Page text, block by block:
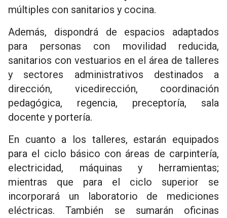
múltiples con sanitarios y cocina.
Además, dispondrá de espacios adaptados
para personas con movilidad reducida,
sanitarios con vestuarios en el área de talleres
y sectores administrativos destinados a
dirección, vicedirección, coordinación
pedagógica, regencia, preceptoría, sala
docente y portería.
En cuanto a los talleres, estarán equipados
para el ciclo básico con áreas de carpintería,
electricidad, máquinas y herramientas;
mientras que para el ciclo superior se
incorporará un laboratorio de mediciones
eléctricas. También se sumarán oficinas